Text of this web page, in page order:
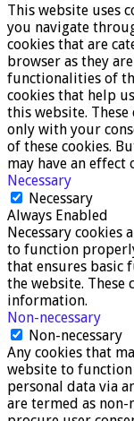
This website uses
you navigate
cookies that are
browser as they
functionalities of
cookies that help
this website.
only with your
of these cookies.
may have an
Necessary
Necessary
Always Enabled
Necessary cookies
to function
that ensures basic
the website. These
information.
Non-necessary
Non-necessary
Any cookies that
website to
personal data via
are termed as non-